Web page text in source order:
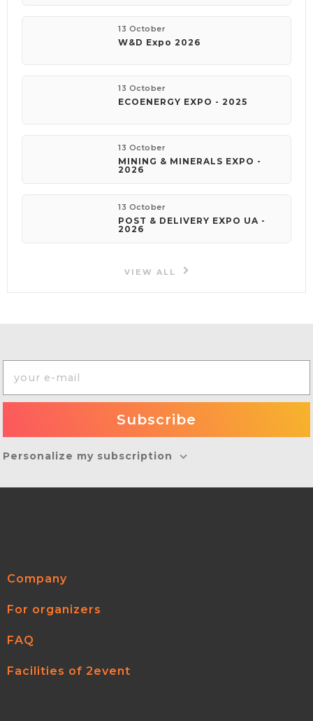
13 October
W&D Expo 2026
13 October
ECOENERGY EXPO - 2025
13 October
MINING & MINERALS EXPO -
2026
13 October
POST & DELIVERY EXPO UA -
2026
VIEW ALL
Personalize my subscription
Company
For organizers
FAQ
Facilities of 2event